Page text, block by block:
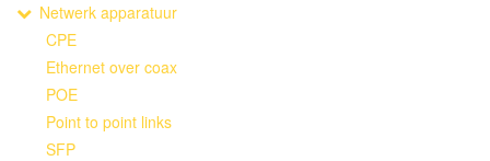
Netwerk apparatuur
CPE
Ethernet over coax
POE
Point to point links
SFP